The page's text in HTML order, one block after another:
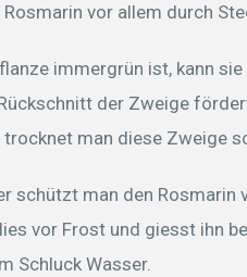
vor allem durch
immergrün ist, kann
der Zweige
trocknet man diese Zweige
schützt man den
vor Frost und giesst ihn
Schluck Wasser.